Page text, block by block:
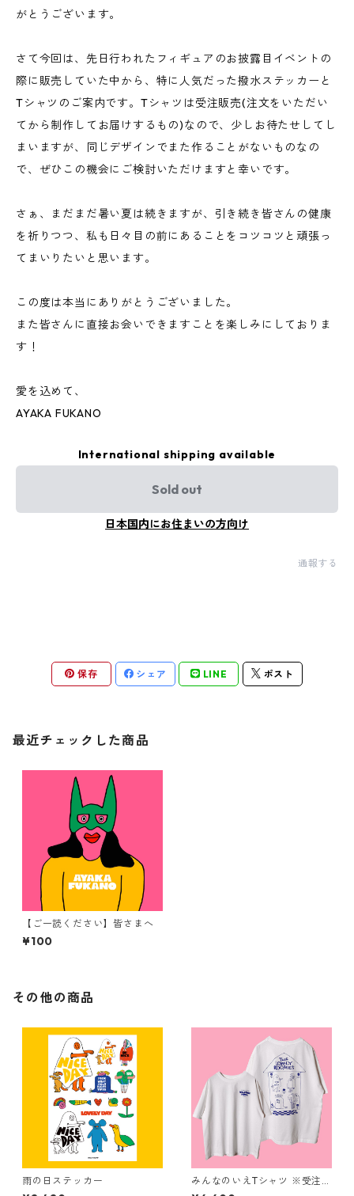
がとうございます。
さて今回は、先日行われたフィギュアのお披露目イベントの
際に販売していた中から、特に人気だった撥水ステッカーと
Tシャツのご案内です。Tシャツは受注販売(注文をいただい
てから制作してお届けするもの)なので、少しお待たせしてし
まいますが、同じデザインでまた作ることがないものなの
で、ぜひこの機会にご検討いただけますと幸いです。
さぁ、まだまだ暑い夏は続きますが、引き続き皆さんの健康
を祈りつつ、私も日々目の前にあることをコツコツと頑張っ
てまいりたいと思います。
この度は本当にありがとうございました。
また皆さんに直接お会いできますことを楽しみにしておりま
す！
愛を込めて、
AYAKA FUKANO
International shipping available
Sold out
日本国内にお住まいの方向け
通報する
保存 シェア LINE ポスト
最近チェックした商品
【ご一読ください】皆さまへ
¥100
その他の商品
雨の日ステッカー
みんなのいえTシャツ ※受注生
産商品となります。